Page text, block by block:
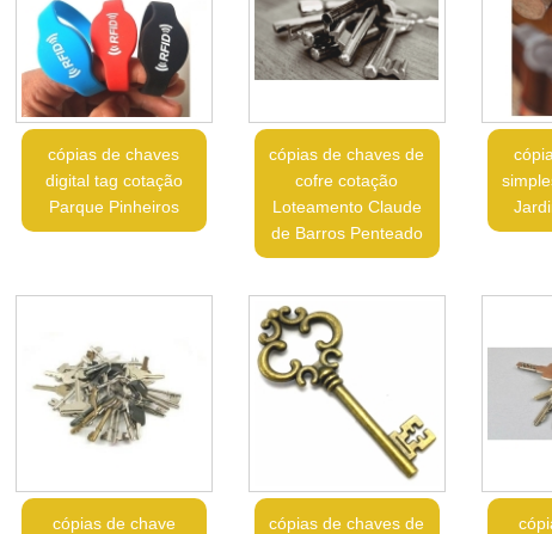
cópias de chaves
digital tag cotação
Parque Pinheiros
cópias de chaves de
cofre cotação
Loteamento Claude
de Barros Penteado
cópias de chave
cópias de chaves de